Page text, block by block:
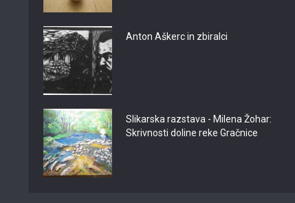
Anton Aškerc in zbiralci
Slikarska razstava - Milena Žohar:
Skrivnosti doline reke Gračnice